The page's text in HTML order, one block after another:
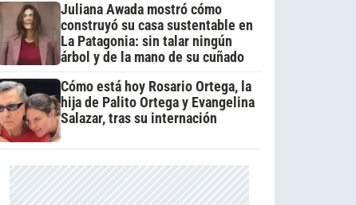
Juliana Awada mostró cómo
construyó su casa sustentable en
La Patagonia: sin talar ningún
árbol y de la mano de su cuñado
Cómo está hoy Rosario Ortega, la
hija de Palito Ortega y Evangelina
Salazar, tras su internación